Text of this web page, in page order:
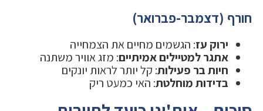
חורף (דצמבר-פברואר)
ירוק עז: הגשמים מחיים את הצמחייה
אתגר למטיילים אמיתיים: מזג אוויר משתנה
חיות בר פעילות: קל יותר לראות יונקים
בדידות מוחלטת: האי כמעט ריק